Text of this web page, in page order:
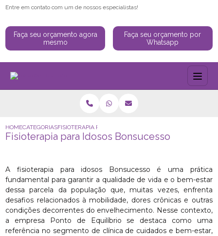
Entre em contato com um de nossos especialistas!
Faça seu orçamento agora
mesmo
Faça seu orçamento por
Whatsapp
HOMECATEGORIASFISIOTERAPIA PARA IDOSOS BONSUCESSO
Fisioterapia para Idosos Bonsucesso
A fisioterapia para idosos Bonsucesso é uma prática
fundamental para garantir a qualidade de vida e o bem-estar
dessa parcela da população que, muitas vezes, enfrenta
desafios relacionados à mobilidade, dores crônicas e outras
condições decorrentes do envelhecimento. Nesse contexto,
a empresa Ponto de Equilíbrio se destaca como uma
referência no segmento de clínica de cuidados e bem-estar,